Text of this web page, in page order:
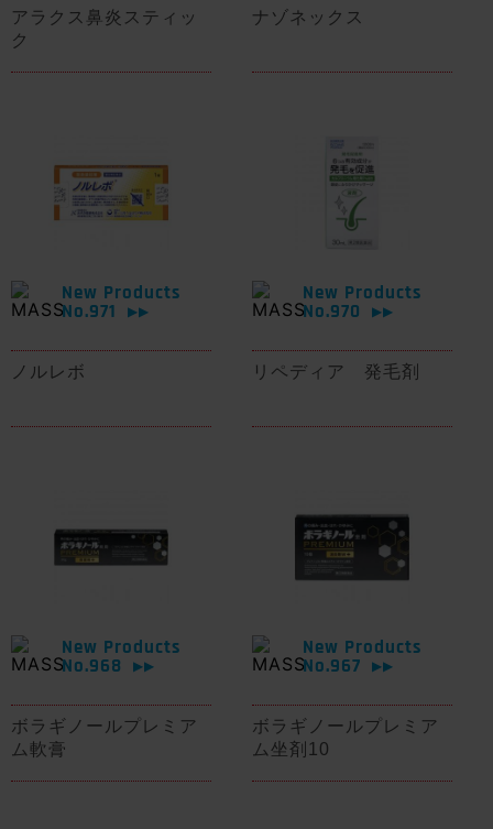
アラクス鼻炎スティッ
ク
ナゾネックス
New Products
No.971
▶▶
ノルレボ
New Products
No.970
▶▶
リペディア 発毛剤
New Products
No.968
▶▶
ボラギノールプレミア
ム軟膏
New Products
No.967
▶▶
ボラギノールプレミア
ム坐剤10